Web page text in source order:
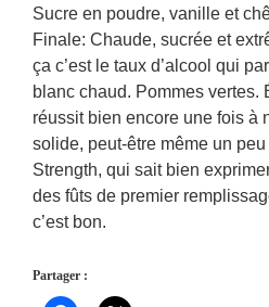
Sucre en poudre, vanille et
Finale: Chaude, sucrée et
ça c’est le taux d’alcool qui
blanc chaud. Pommes vertes.
réussit bien encore une fois à
solide, peut-être même un
Strength, qui sait bien
des fûts de premier
c’est bon.
Partager :